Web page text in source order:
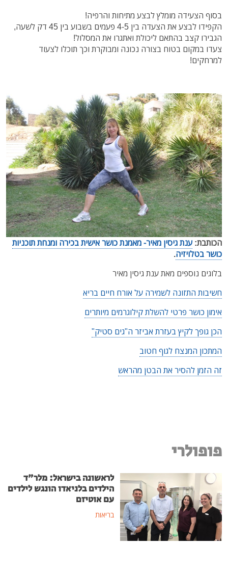
בסוף הצעידה מומלץ לבצע מתיחות והרפיה!
הקפידו לבצע את הצעדה בין 4-5 פעמים בשבוע בין 45 דק לשעה,
הגבירו קצב בהתאם ליכולת ואתגרו את המסלול!
צעדו במקום בטוח בצורה נכונה ומבוקרת וכך תוכלו לצעוד
למרחקים!
הכותבת: ענת גיסין מאיר- מאמנת כושר אישית בכירה ומנחת תוכניות
כושר בטלויזיה.
בלוגים נוספים מאת ענת גיסין מאיר
חשיבות התזונה לשמירה על אורח חיים בריא
אימון כושר פרטי להשלת קילוגרמים מיותרים
הכן גופך לקיץ בעזרת אביזר ה"גים סטיק"
המתכון המנצח לגוף חטוב
זה הזמן להסיר את הבטן מהראש
פופולרי
לראשונה בישראל: מלר"ד
הילדים בלניאדו הונגש לילדים
עם אוטיזם
בריאות